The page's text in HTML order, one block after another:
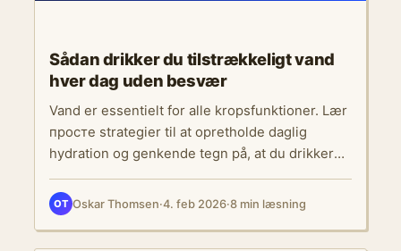
Sådan drikker du tilstrækkeligt vand
hver dag uden besvær
Vand er essentielt for alle kropsfunktioner. Lær
простe strategier til at opretholde daglig
hydration og genkende tegn på, at du drikker
for lidt.
OT Oskar Thomsen·4. feb 2026·8 min læsning